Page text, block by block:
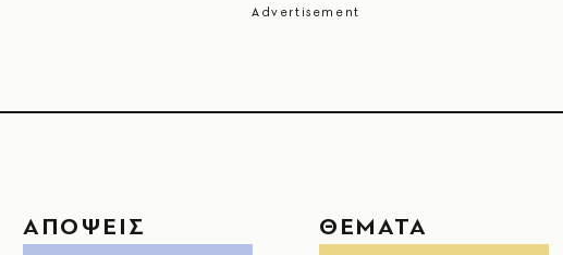
ΑΠΟΨΕΙΣ ΘΕΜΑΤΑ